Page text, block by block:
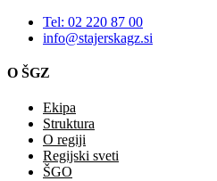
Tel: 02 220 87 00
info@stajerskagz.si
O ŠGZ
Ekipa
Struktura
O regiji
Regijski sveti
ŠGO